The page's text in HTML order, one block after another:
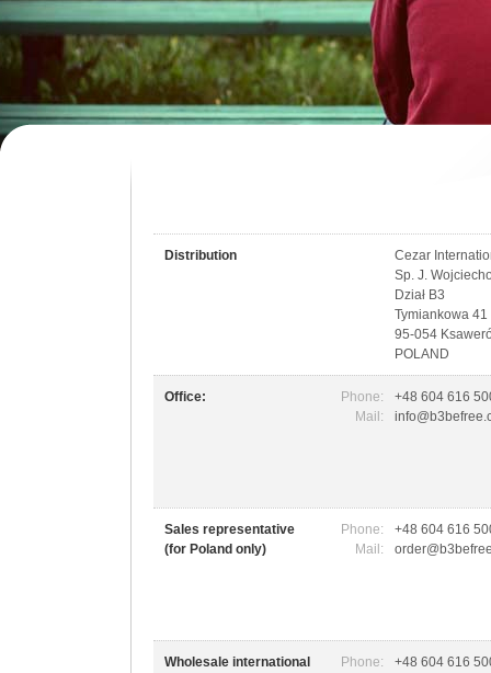
Distribution
Cezar
Sp. J.
Dział B3
Tymiankowa 41
95-054
POLAND
Office: Phone:
+48 604 616
Mail:
Sales representative
(for Poland only)
Phone:
+48 604 616
Mail:
Wholesale international
Phone:
+48 604 616